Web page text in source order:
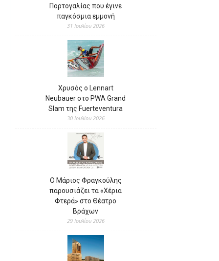
Πορτογαλίας που έγινε
παγκόσμια εμμονή
31 Ιουλίου 2026
Χρυσός ο Lennart
Neubauer στο PWA Grand
Slam της Fuerteventura
30 Ιουλίου 2026
Ο Μάριος Φραγκούλης
παρουσιάζει τα «Χέρια
Φτερά» στο Θέατρο
Βράχων
29 Ιουλίου 2026